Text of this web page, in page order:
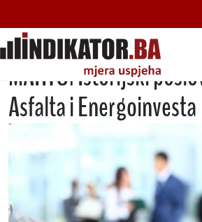
NAJBOLJI POSLOVNI
NAJBOLJI POSLOVNI
MARTU: Istorijski
Asfalta i Energoinvesta